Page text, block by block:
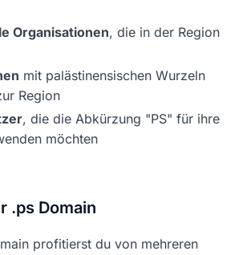
Organisationen, die in der Region
mit palästinensischen Wurzeln
Region
, die die Abkürzung "PS" für ihre
möchten
.ps Domain
profitierst du von mehreren